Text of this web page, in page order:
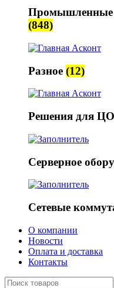
Промышленные
(848)
Разное (12)
Решения для
Серверное
Сетевые
О компании
Новости
Оплата и доставка
Контакты